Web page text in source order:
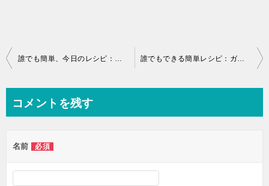
投
ビ
ー
シ
誰でも簡単、今日のレシピ：鶏もも肉と卵のサッパリ煮 誰でもできる簡単レシピ：ガーリックチキンライス
コメントを残す
名前 必須